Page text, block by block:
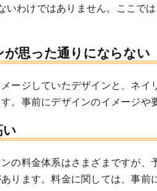
いわけではありません。ここで
が思った通りにならない
ージしていたデザインと、ネ
。事前にデザインのイメージ
い
の料金体系はさまざまですが
ります。料金に関しては、事前